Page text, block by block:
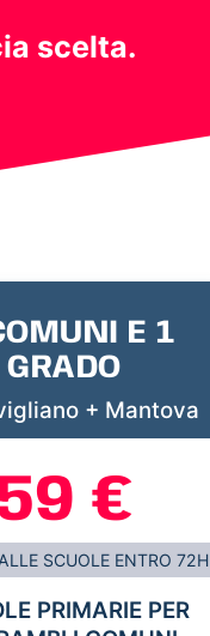
scelta.
E 1
GRADO
+ Mantova
€
SCUOLE ENTRO 72H
PRIMARIE PER